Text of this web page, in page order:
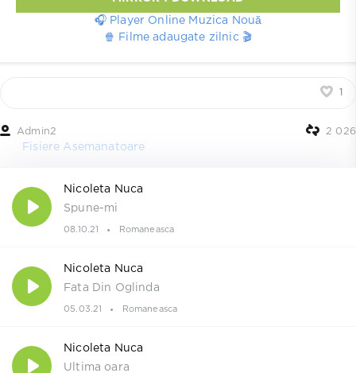
🎧 Player Online Muzica Nouă
🍿 Filme adaugate zilnic 🎬
1
Admin2 2 026
Fisiere Asemanatoare
Nicoleta Nuca
Spune-mi
08.10.21 Romaneasca
Nicoleta Nuca
Fata Din Oglinda
05.03.21 Romaneasca
Nicoleta Nuca
Ultima oara